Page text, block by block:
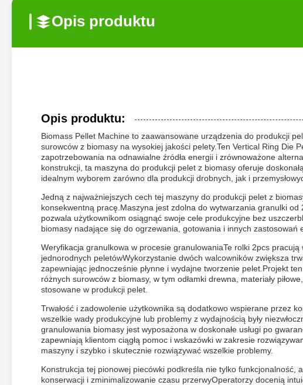
Opis produktu
Opis produktu:
Biomass Pellet Machine to zaawansowane urządzenia do produkcji
surowców z biomasy na wysokiej jakości pelety.Ten Vertical Ring Die
zapotrzebowania na odnawialne źródła energii i zrównoważone
konstrukcji, ta maszyna do produkcji pelet z biomasy oferuje
idealnym wyborem zarówno dla produkcji drobnych, jak i
Jedną z najważniejszych cech tej maszyny do produkcji pelet z
konsekwentną pracę.Maszyna jest zdolna do wytwarzania granulki
pozwala użytkownikom osiągnąć swoje cele produkcyjne bez
biomasy nadające się do ogrzewania, gotowania i innych zastosowań
Weryfikacja granulkowa w procesie granulowaniaTe rolki 2pcs
jednorodnych peletówWykorzystanie dwóch walcowników zwiększa
zapewniając jednocześnie płynne i wydajne tworzenie pelet.Projekt
różnych surowców z biomasy, w tym odłamki drewna, materiały
stosowane w produkcji pelet.
Trwałość i zadowolenie użytkownika są dodatkowo wspierane przez
wszelkie wady produkcyjne lub problemy z wydajnością były
granulowania biomasy jest wyposażona w doskonałe usługi po
zapewniają klientom ciągłą pomoc i wskazówki w zakresie
maszyny i szybko i skutecznie rozwiązywać wszelkie problemy.
Konstrukcja tej pionowej piecówki podkreśla nie tylko funkcjonalność,
konserwacji i zminimalizowanie czasu przerwyOperatorzy docenią